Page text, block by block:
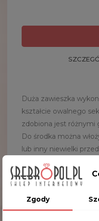
Duża zawieszka
kształcie owalnego
zdobiona jest różnymi
Do środka można
lub inny niewielki
dla ukochanej osoby.
ozdobne etui.
Waga:11.6 g
Wymiary zew. z
Zgody